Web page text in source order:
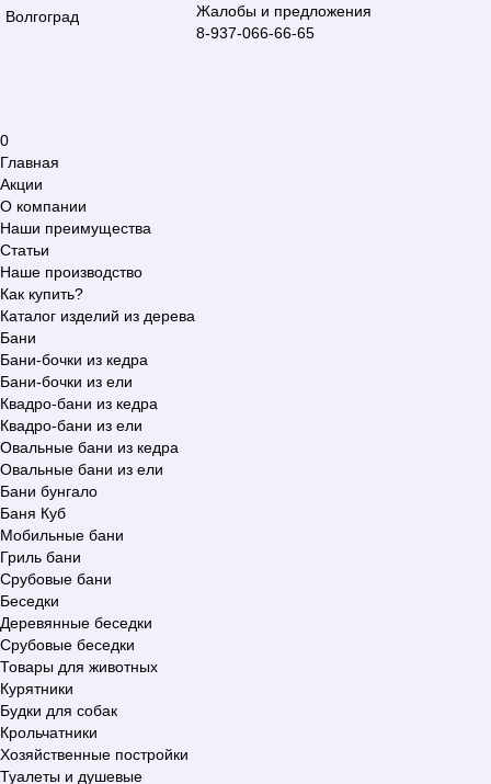
Волгоград
Жалобы и предложения
8-937-066-66-65
0
Главная
Акции
О компании
Наши преимущества
Статьи
Наше производство
Как купить?
Каталог изделий из дерева
Бани
Бани-бочки из кедра
Бани-бочки из ели
Квадро-бани из кедра
Квадро-бани из ели
Овальные бани из кедра
Овальные бани из ели
Бани бунгало
Баня Куб
Мобильные бани
Гриль бани
Срубовые бани
Беседки
Деревянные беседки
Срубовые беседки
Товары для животных
Курятники
Будки для собак
Крольчатники
Хозяйственные постройки
Туалеты и душевые